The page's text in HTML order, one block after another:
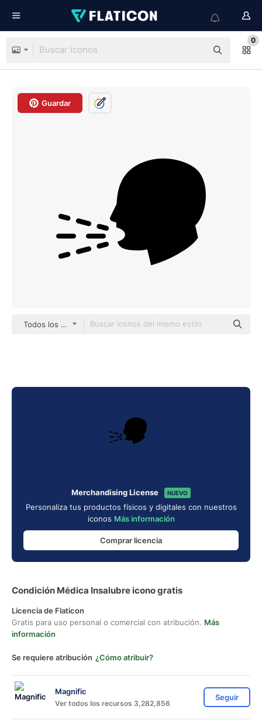
0
Guardar
Todos los estilos
Merchandising License NUEVO
Personaliza tus productos físicos y digitales con nuestros
iconos Más información
Comprar licencia
Condición Médica Insalubre icono gratis
Licencia de Flaticon
Gratis para uso personal o comercial con atribución. Más
información
Se requiere atribución ¿Cómo atribuir?
Magnific
Ver todos los recursos 3,282,856
Seguir